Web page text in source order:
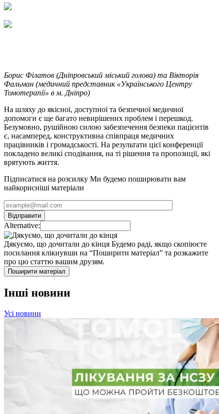
Борис Філатов (Дніпровський міський голова) та Вікторія
Фальман (медичний представник «Українського Центру
Томотерапії» в м. Дніпро)
На шляху до якісної, доступної та безпечної медичної
допомоги є ще багато невирішених проблем і перешкод.
Безумовно, рушійною силою забезпечення безпеки пацієнтів
є, насамперед, конструктивна співпраця медичних
працівників і громадськості. На результати цієї конференції
покладено великі сподівання, на ті рішення та пропозиції, які
врятують життя.
Підписатися на розсилку Ми будемо поширювати вам
найкорисніші матеріали
Alternative:
Дякуємо, що дочитали до кінця Будемо раді, якщо скопіюєте
посилання клікнувши на “Поширити матеріал” та розкажите
про цю статтю вашим друзям.
Поширити матеріал
Інші новини
Усі новини